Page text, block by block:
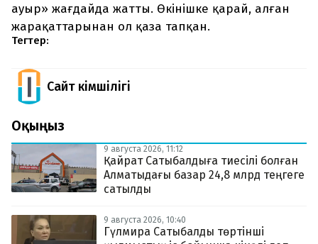
ауыр» жағдайда жатты. Өкінішке қарай, алған
жарақаттарынан ол қаза тапқан.
Тегтер:
Сайт Әкімшілігі
Оқыңыз
9 августа 2026, 11:12
Қайрат Сатыбалдыға тиесілі болған
Алматыдағы базар 24,8 млрд теңгеге
сатылды
9 августа 2026, 10:40
Гүлмира Сатыбалды төртінші